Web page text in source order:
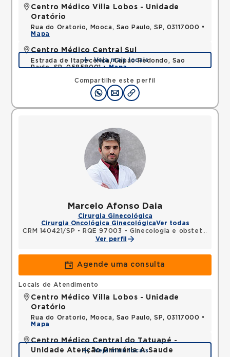
Compartilhe este perfil
Centro Médico Villa Lobos - Unidade
Oratório
Rua do Oratorio, Mooca, Sao Paulo, SP, 03117000 •
Mapa
Centro Médico Central Sul
Estrada de Itapecerica, Capao Redondo, Sao
Paulo, SP, 05858001 •Mapa
Veja mais locais
Marcelo Afonso Daia
Cirurgia Ginecológica
Cirurgia Oncológica GinecológicaVer todas
CRM 140421/SP • RQE 97003 - Ginecologia e obstetrícia
Ver perfil
Agende uma consulta
Locais de Atendimento
Centro Médico Villa Lobos - Unidade
Oratório
Rua do Oratorio, Mooca, Sao Paulo, SP, 03117000 •
Mapa
Centro Médico Central do Tatuapé -
Unidade Atenção Primária A Saude
Veja mais locais